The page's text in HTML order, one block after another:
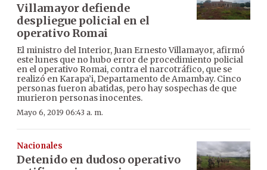
Villamayor defiende
despliegue policial en el
operativo Romai
El ministro del Interior, Juan Ernesto Villamayor, afirmó
este lunes que no hubo error de procedimiento policial
en el operativo Romai, contra el narcotráfico, que se
realizó en Karapa’i, Departamento de Amambay. Cinco
personas fueron abatidas, pero hay sospechas de que
murieron personas inocentes.
Mayo 6, 2019 06:43 a. m.
Nacionales
Detenido en dudoso operativo